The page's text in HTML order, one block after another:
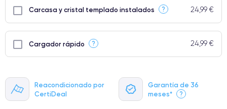
Reacondicionado por
CertiDeal
Garantía de 36
meses*
?
Carcasa y cristal templado instalados ? 24,99 €
Cargador rápido ? 24,99 €